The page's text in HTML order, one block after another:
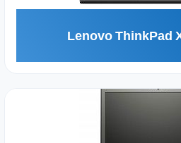
Lenovo ThinkPad